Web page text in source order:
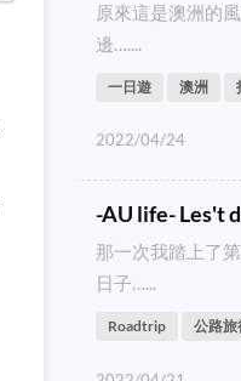
原來這是澳洲的
邊…....
一日遊 澳洲
2022/04/24
-AU life- Les't
那一次我踏上了
日子…...
Roadtrip 公路旅